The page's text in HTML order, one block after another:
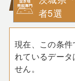
者5選
現在、この条件
れているデータ
せん。